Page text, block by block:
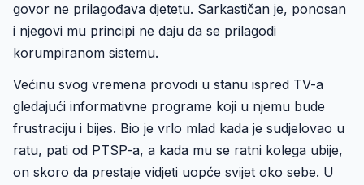
govor ne prilagođava djetetu. Sarkastičan je, ponosan
i njegovi mu principi ne daju da se prilagodi
korumpiranom sistemu.
Većinu svog vremena provodi u stanu ispred TV-a
gledajući informativne programe koji u njemu bude
frustraciju i bijes. Bio je vrlo mlad kada je sudjelovao u
ratu, pati od PTSP-a, a kada mu se ratni kolega ubije,
on skoro da prestaje vidjeti uopće svijet oko sebe. U